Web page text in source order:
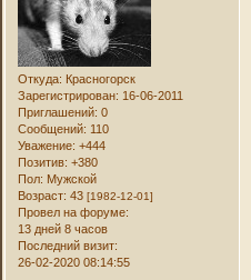
Откуда: Красногорск
Зарегистрирован: 16-06-2011
Приглашений: 0
Сообщений: 110
Уважение: +444
Позитив: +380
Пол: Мужской
Возраст: 43[1982-12-01]
Провел на форуме:
13 дней 8 часов
Последний визит:
26-02-2020 08:14:55